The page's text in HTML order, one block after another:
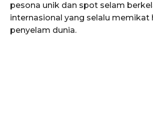
pesona unik dan spot selam
internasional yang selalu memikat
penyelam dunia.